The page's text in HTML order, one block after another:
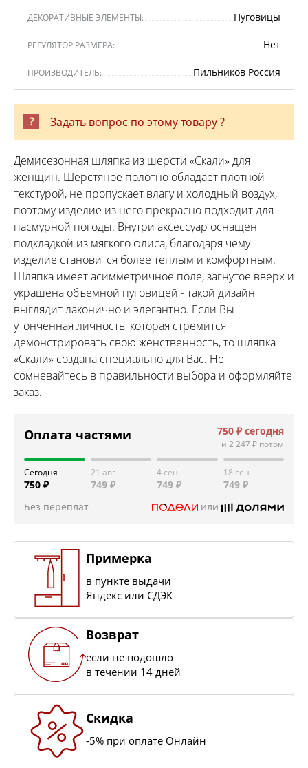
ДЕКОРАТИВНЫЕ ЭЛЕМЕНТЫ: Пуговицы
РЕГУЛЯТОР РАЗМЕРА: Нет
ПРОИЗВОДИТЕЛЬ: Пильников Россия
Задать вопрос по этому товару ?
Демисезонная шляпка из шерсти «Скали» для
женщин. Шерстяное полотно обладает плотной
текстурой, не пропускает влагу и холодный воздух,
поэтому изделие из него прекрасно подходит для
пасмурной погоды. Внутри аксессуар оснащен
подкладкой из мягкого флиса, благодаря чему
изделие становится более теплым и комфортным.
Шляпка имеет асимметричное поле, загнутое вверх и
украшена объемной пуговицей - такой дизайн
выглядит лаконично и элегантно. Если Вы
утонченная личность, которая стремится
демонстрировать свою женственность, то шляпка
«Скали» создана специально для Вас. Не
сомневайтесь в правильности выбора и оформляйте
заказ.
Оплата частями 750 ₽ сегодня
и 2 247 ₽ потом
Сегодня
750 ₽
21 авг
749 ₽
4 сен
749 ₽
18 сен
749 ₽
Без переплат
или
Примерка
в пункте выдачи
Яндекс или СДЭК
Возврат
если не подошло
в течении 14 дней
Скидка
-5% при оплате Онлайн